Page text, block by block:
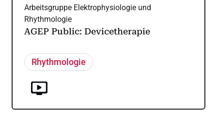
Arbeitsgruppe Elektrophysiologie und
Rhythmologie
AGEP Public: Devicetherapie
Rhythmologie